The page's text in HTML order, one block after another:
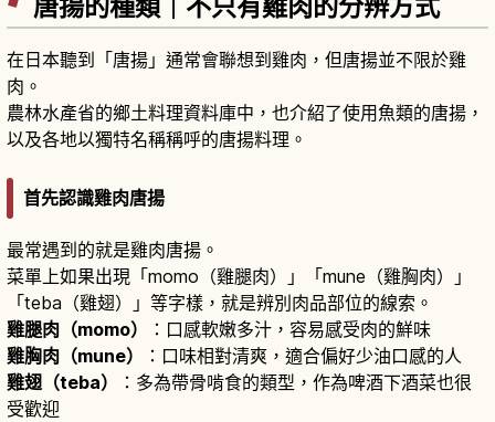
唐揚的種類｜不只有雞肉的分辨方式
在日本聽到「唐揚」通常會聯想到雞肉，但唐揚並不限於雞
肉。
農林水產省的鄉土料理資料庫中，也介紹了使用魚類的唐揚，
以及各地以獨特名稱稱呼的唐揚料理。
首先認識雞肉唐揚
最常遇到的就是雞肉唐揚。
菜單上如果出現「momo（雞腿肉）」「mune（雞胸肉）」
「teba（雞翅）」等字樣，就是辨別肉品部位的線索。
雞腿肉（momo）
：口感軟嫩多汁，容易感受肉的鮮味
雞胸肉（mune）
：口味相對清爽，適合偏好少油口感的人
雞翅（teba）
：多為帶骨啃食的類型，作為啤酒下酒菜也很
受歡迎